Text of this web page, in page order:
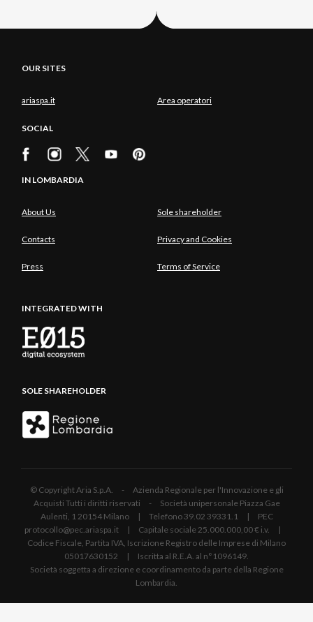
OUR SITES
ariaspa.it Area operatori
SOCIAL
IN LOMBARDIA
About Us Sole shareholder
Contacts Privacy and Cookies
Press Terms of Service
INTEGRATED WITH
SOLE SHAREHOLDER
© Copyright Aria S.p.A. - Azienda Regionale per l'Innovazione e gli
Acquisti Tutti i diritti riservati - Società unipersonale Piazza Gae
Aulenti, 1 20154 Milano | Telefono 39.02 39331.1 | PEC
protocollo@pec.ariaspa.it | Capitale sociale 25.000.000,00 € i.v. |
Codice Fiscale, Partita IVA, Iscrizione Registro delle Imprese di Milano
05017630152 | Iscritta al R.E.A. al n°1096149.
Società soggetta a direzione e coordinamento da parte della Regione
Lombardia.